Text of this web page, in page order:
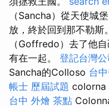
（Sancha）從天使城
放，終於回到那不勒斯
（Goffredo）去了他
有在一起。 登記台灣公
Sancha的Colloso 台
帳士 歷屆試題 colorna
台中 外燴 茶點